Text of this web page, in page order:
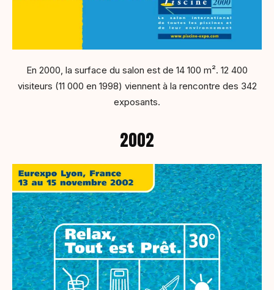
En 2000, la surface du salon est de 14 100 m². 12 400
visiteurs (11 000 en 1998) viennent à la rencontre des 342
exposants.
2002